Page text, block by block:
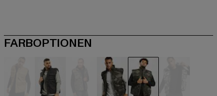
FARBOPTIONEN